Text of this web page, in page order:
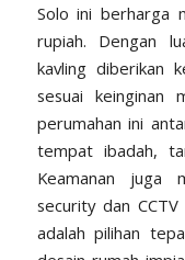
Solo ini berharga
rupiah. Dengan
kavling diberikan
sesuai keinginan
perumahan ini
tempat ibadah,
Keamanan juga
security dan
adalah pilihan